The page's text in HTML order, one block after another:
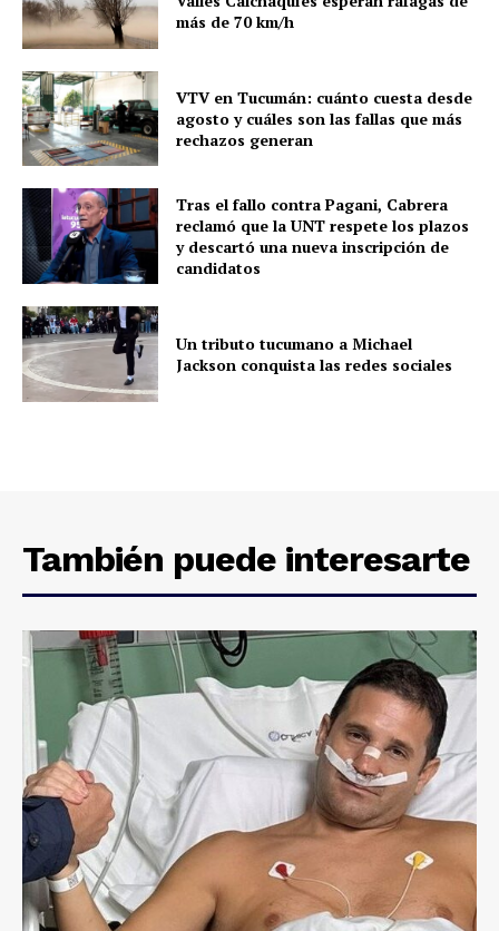
más de 70 km/h
VTV en Tucumán: cuánto cuesta desde
agosto y cuáles son las fallas que más
rechazos generan
Tras el fallo contra Pagani, Cabrera
reclamó que la UNT respete los plazos
y descartó una nueva inscripción de
candidatos
Un tributo tucumano a Michael
Jackson conquista las redes sociales
También puede interesarte